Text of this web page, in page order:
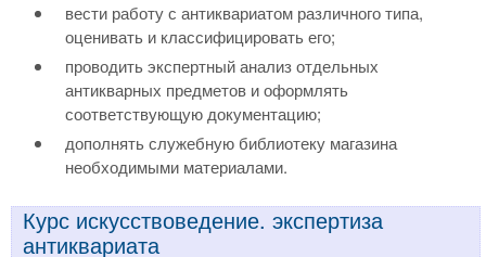
вести работу с антиквариатом различного типа,
оценивать и классифицировать его;
проводить экспертный анализ отдельных
антикварных предметов и оформлять
соответствующую документацию;
дополнять служебную библиотеку магазина
необходимыми материалами.
Курс искусствоведение. экспертиза
антиквариата